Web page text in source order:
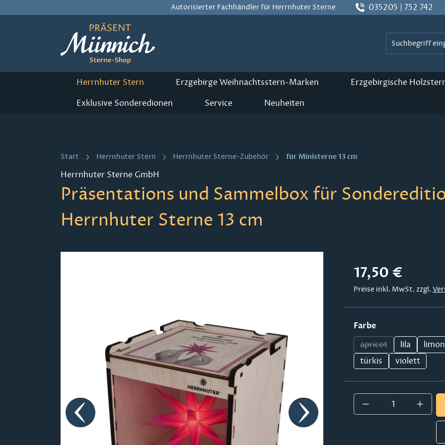
Autorisierter Fachhändler für Herrnhuter Sterne 035205 | 752 742
Herrnhuter Stern Erzgebirge Weihnachtsstern-Marken Erzgebirgische
Exklusive Sonderedionen Service Neuheiten
Start Herrnhuter Stern Herrnhuter Sterne-Zubehör für Ministerne 13 cm
Herrnhuter Sterne GmbH
Präsentations und Sammelbox für
Herrnhuter Sterne 13 cm
Regulärer Preis:
17,50 €
Preise inkl. MwSt. zzgl.
Farbeauswählen
apricot
(Diese Option ist
lila
türkis
violett
Produkt